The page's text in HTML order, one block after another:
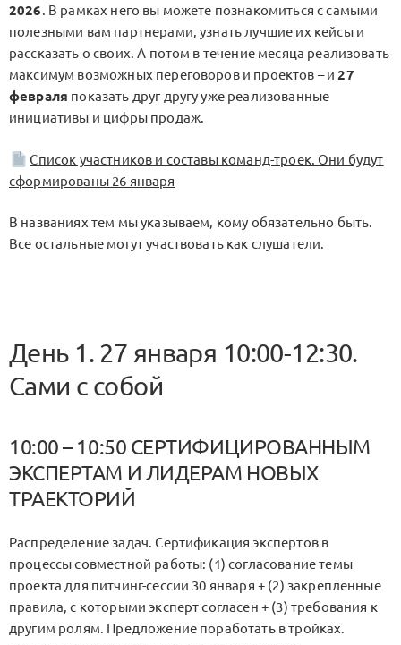
2026. В рамках него вы можете познакомиться с самыми
полезными вам партнерами, узнать лучшие их кейсы и
рассказать о своих. А потом в течение месяца реализовать
максимум возможных переговоров и проектов – и27
февраля показать друг другу уже реализованные
инициативы и цифры продаж.
Список участников и составы команд-троек. Они будут
сформированы 26 января
В названиях тем мы указываем, кому обязательно быть.
Все остальные могут участвовать как слушатели.
День 1. 27 января 10:00-12:30.
Сами с собой
10:00 – 10:50 СЕРТИФИЦИРОВАННЫМ
ЭКСПЕРТАМ И ЛИДЕРАМ НОВЫХ
ТРАЕКТОРИЙ
Распределение задач. Сертификация экспертов в
процессы совместной работы: (1) согласование темы
проекта для питчинг-сессии 30 января + (2) закрепленные
правила, с которыми эксперт согласен + (3) требования к
другим ролям. Предложение поработать в тройках.